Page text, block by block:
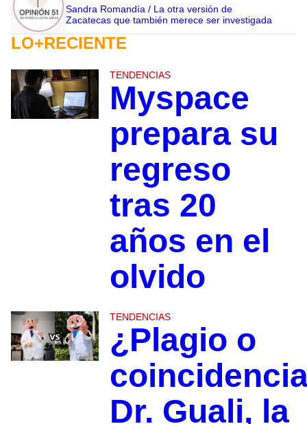
Sandra Romandía / La otra versión de
Zacatecas que también merece ser investigada
LO+RECIENTE
TENDENCIAS
Myspace
prepara su
regreso
tras 20
años en el
olvido
TENDENCIAS
¿Plagio o
Dr. Guali, la